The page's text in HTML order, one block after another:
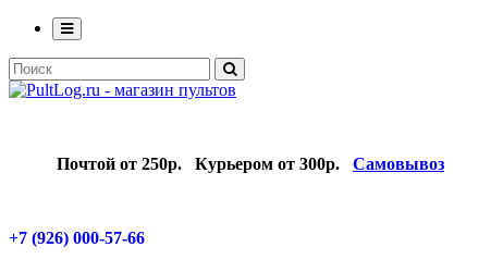
Почтой от 250р. Курьером от 300р. Самовывоз
+7 (926) 000-57-66